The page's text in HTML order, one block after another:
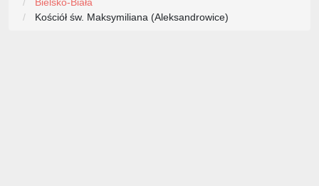
Kościół św. Maksymiliana (Aleksandrowice)